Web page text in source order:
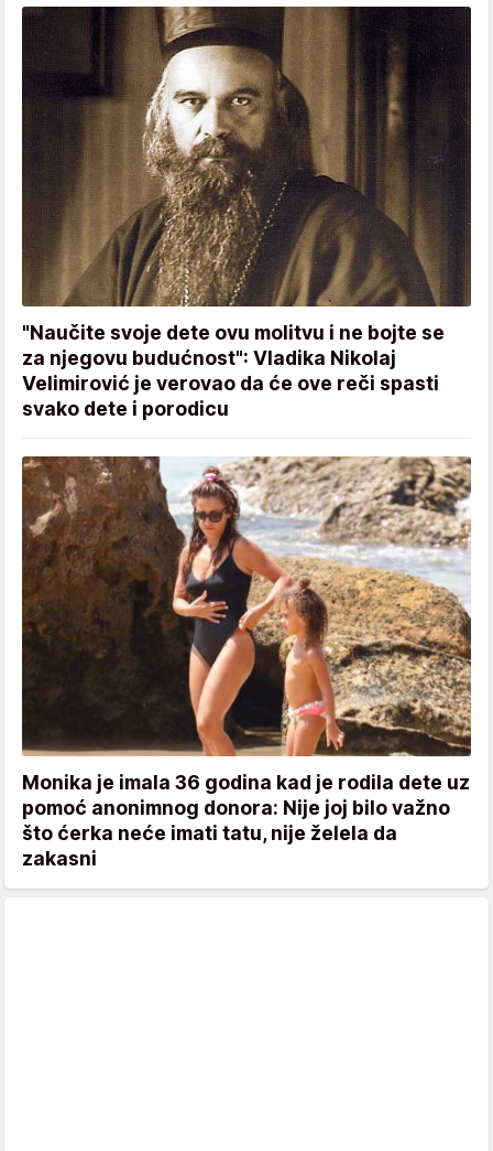
"Naučite svoje dete ovu molitvu i ne bojte se
za njegovu budućnost": Vladika Nikolaj
Velimirović je verovao da će ove reči spasti
svako dete i porodicu
Monika je imala 36 godina kad je rodila dete uz
pomoć anonimnog donora: Nije joj bilo važno
što ćerka neće imati tatu, nije želela da
zakasni